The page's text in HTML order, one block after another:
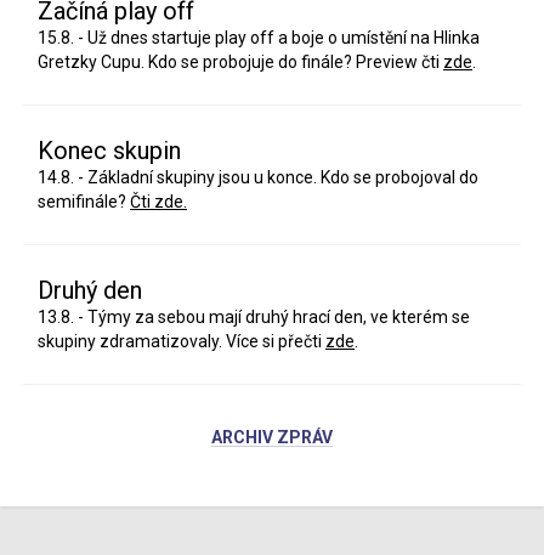
Začíná play off
15.8. - Už dnes startuje play off a boje o umístění na Hlinka
Gretzky Cupu. Kdo se probojuje do finále? Preview čti zde
Konec skupin
14.8. - Základní skupiny jsou u konce. Kdo se probojoval do
semifinále? Čti zde.
Druhý den
13.8. - Týmy za sebou mají druhý hrací den, ve kterém se
skupiny zdramatizovaly. Více si přečti zde
ARCHIV ZPRÁV